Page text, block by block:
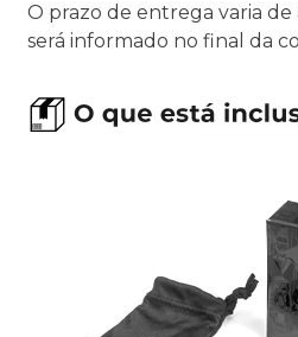
O prazo de entrega varia de
será informado no final da